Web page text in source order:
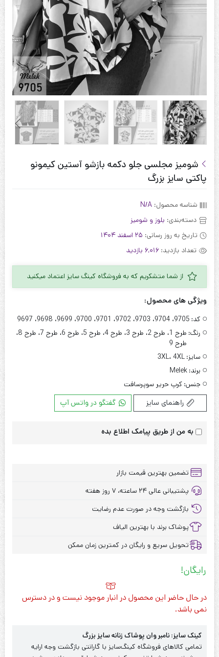
شومیز مجلسی جلو دکمه بازشو آستین کیمونو
پاکتی سایز بزرگ
شناسه محصول: N/A
دسته‌بندی: بلوز و شومیز
تاریخ به روز رسانی: 25 اسفند 1404
تعداد بازدید: 6,016 بازدید
از شما متشکریم که به فروشگاه کینگ سایز اعتماد میکنید
ویژگی های محصول:
کد: 9705، 9704، 9703، 9702، 9701، 9700، 9699، 9698، 9697
رنگ:
طرح 1، طرح 2، طرح 3، طرح 4، طرح 5، طرح 6، طرح 7، طرح 8،
طرح 9
سایز: 3XL، 4XL
برند: Melek
جنس: کرپ حریر سوپرسافت
راهنمای سایز گفتگو در واتس آپ
به من از طریق پیامک اطلاع بده
تضمین بهترین قیمت بازار
پشتیبانی عالی ۲۴ ساعته، ۷ روز هفته
بازگشت وجه در صورت عدم رضایت
پوشاک برند با بهترین الیاف
تحویل سریع و رایگان در کمترین زمان ممکن
رایگان!
در حال حاضر این محصول در انبار موجود نیست و در دسترس
نمی باشد.
کینک سایز: نامبر وان پوشاک زنانه سایز بزرگ
تمامی کالاهای فروشگاه کینگ‌سایز با گارانتی بازگشت وجه ارایه